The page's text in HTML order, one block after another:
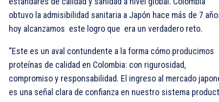
obtuvo la admisibilidad sanitaria a Japón hace más de 7
hoy alcanzamos este logro que era un verdadero reto.
“Este es un aval contundente a la forma cómo producimos
proteínas de calidad en Colombia: con rigurosidad,
compromiso y responsabilidad. El ingreso al mercado
es una señal clara de confianza en nuestro sistema